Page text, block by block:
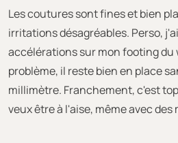
Les coutures sont fines et bien
irritations désagréables. Perso,
accélérations sur mon footing du
problème, il reste bien en place
millimètre. Franchement, c'est
veux être à l'aise, même avec